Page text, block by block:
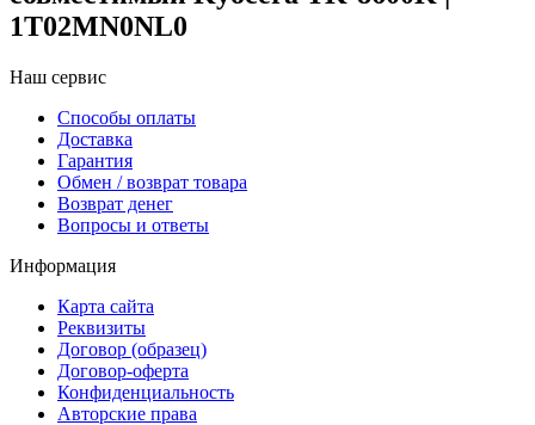
1T02MN0NL0
Наш сервис
Способы оплаты
Доставка
Гарантия
Обмен / возврат товара
Возврат денег
Вопросы и ответы
Информация
Карта сайта
Реквизиты
Договор (образец)
Договор-оферта
Конфиденциальность
Авторские права